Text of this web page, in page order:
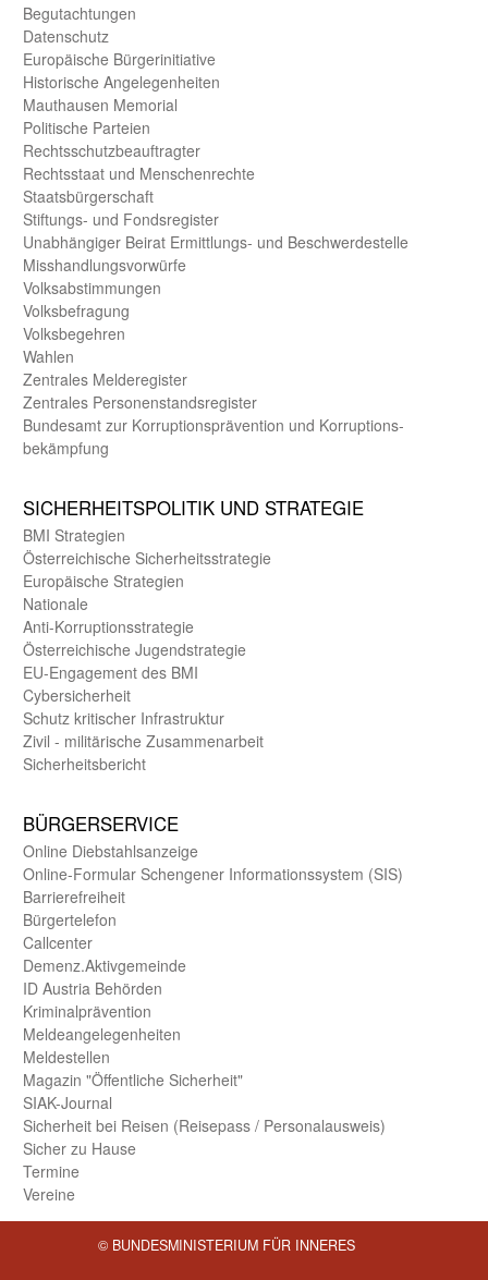
Begut­achtungen
Daten­schutz
Europäische Bürger­initiative
Historische Angelegen­heiten
Mauthausen Memorial
Politische Parteien
Rechts­schutz­beauftragter
Rechts­staat und Menschen­rechte
Staats­bürger­schaft
Stiftungs- und Fonds­register
Unab­hängiger Beirat Ermittlungs- und Beschwerde­stelle
Misshandlungs­vorwürfe
Volks­abstimmungen
Volks­befragung
Volks­begehren
Wahlen
Zentrales Melde­register
Zentrales Personen­stands­register
Bundes­amt zur Korrup­tions­prävention und Korrup­tions­
bekämpfung
SICHER­HEITS­POLITIK UND STRATEGIE
BMI Strategien
Öster­reichische Sicherheits­strategie
Europäische Strategien
Nationale
Anti-Korruptions­strategie
Öster­reichische Jugend­strategie
EU-Engagement des BMI
Cybersicherheit
Schutz kritischer Infra­struktur
Zivil - militärische Zusammen­arbeit
Sicherheits­bericht
BÜRGER­SERVICE
Online Diebstahls­anzeige
Online-Formular Schengener Informationssystem (SIS)
Barriere­freiheit
Bürger­telefon
Call­center
Demenz.Aktiv­gemeinde
ID Austria Behörden
Kriminal­prävention
Melde­an­ge­le­gen­heiten
Meld­estellen
Magazin "Öffentliche Sicherheit"
SIAK-Journal
Sicherheit bei Reisen (Reise­pass / Personal­ausweis)
Sicher zu Hause
Termine
Vereine
© BUNDESMINISTERIUM FÜR INNERES